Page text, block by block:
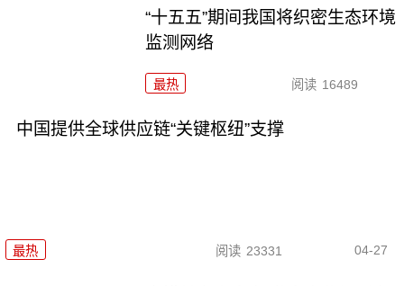
“十五五”期间我国将织密生态环境
监测网络
最热 阅读 16489
中国提供全球供应链“关键枢纽”支撑
最热 阅读 23331 04-27